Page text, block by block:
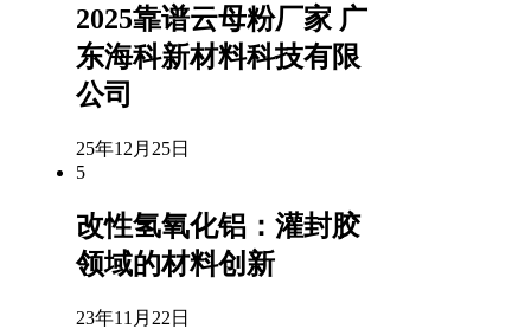
2025靠谱云母粉厂家 广
东海科新材料科技有限
公司
25年12月25日
5
改性氢氧化铝：灌封胶
领域的材料创新
23年11月22日